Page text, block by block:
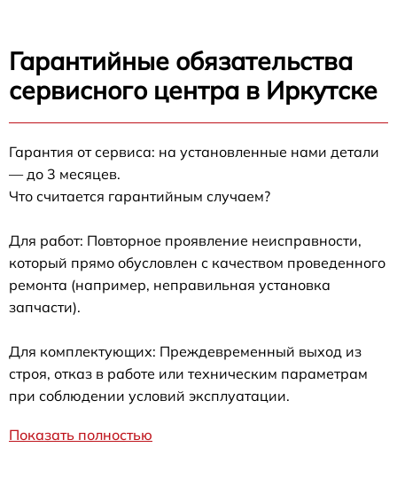
Гарантийные обязательства
сервисного центра в Иркутске
Гарантия от сервиса: на установленные нами детали
— до 3 месяцев.
Что считается гарантийным случаем?
Для работ: Повторное проявление неисправности,
который прямо обусловлен с качеством проведенного
ремонта (например, неправильная установка
запчасти).
Для комплектующих: Преждевременный выход из
строя, отказ в работе или техническим параметрам
при соблюдении условий эксплуатации.
Показать полностью